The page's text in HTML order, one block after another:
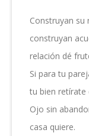
Construyan su
construyan
relación dé
Si para tu
tu bien retírate
Ojo sin
casa quiere.